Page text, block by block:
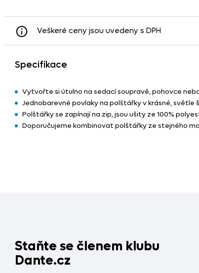
Veškeré ceny jsou uvedeny s DPH
Specifikace
Vytvořte si útulno na sedací soupravě, pohovce
Jednobarevné povlaky na polštářky v krásné,
Polštářky se zapínají na zip, jsou ušity ze 100%
Doporučujeme kombinovat polštářky ze stejného
Staňte se členem klubu
Dante.cz